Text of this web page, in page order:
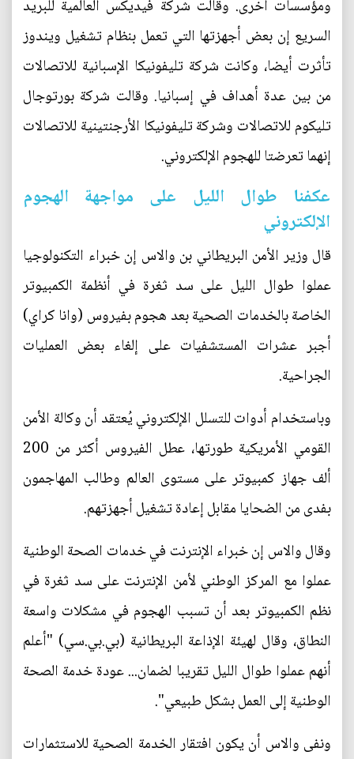
ومؤسسات أخرى. وقالت شركة فيديكس العالمية للبريد
السريع إن بعض أجهزتها التي تعمل بنظام تشغيل ويندوز
تأثرت أيضا، وكانت شركة تليفونيكا الإسبانية للاتصالات
من بين عدة أهداف في إسبانيا. وقالت شركة بورتوجال
تليكوم للاتصالات وشركة تليفونيكا الأرجنتينية للاتصالات
إنهما تعرضتا للهجوم الإلكتروني.
عكفنا طوال الليل على مواجهة الهجوم
الإلكتروني
قال وزير الأمن البريطاني بن والاس إن خبراء التكنولوجيا
عملوا طوال الليل على سد ثغرة في أنظمة الكمبيوتر
الخاصة بالخدمات الصحية بعد هجوم بفيروس (وانا كراي)
أجبر عشرات المستشفيات على إلغاء بعض العمليات
الجراحية.
وباستخدام أدوات للتسلل الإلكتروني يُعتقد أن وكالة الأمن
القومي الأمريكية طورتها، عطل الفيروس أكثر من 200
ألف جهاز كمبيوتر على مستوى العالم وطالب المهاجمون
بفدى من الضحايا مقابل إعادة تشغيل أجهزتهم.
وقال والاس إن خبراء الإنترنت في خدمات الصحة الوطنية
عملوا مع المركز الوطني لأمن الإنترنت على سد ثغرة في
نظم الكمبيوتر بعد أن تسبب الهجوم في مشكلات واسعة
النطاق، وقال لهيئة الإذاعة البريطانية (بي.بي.سي) "أعلم
أنهم عملوا طوال الليل تقريبا لضمان... عودة خدمة الصحة
الوطنية إلى العمل بشكل طبيعي".
ونفى والاس أن يكون افتقار الخدمة الصحية للاستثمارات